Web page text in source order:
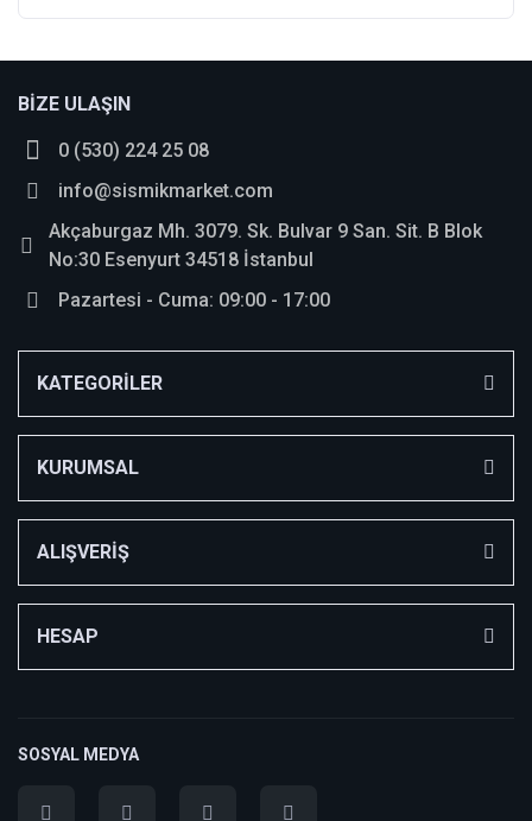
BİZE ULAŞIN
0 (530) 224 25 08
info@sismikmarket.com
Akçaburgaz Mh. 3079. Sk. Bulvar 9 San. Sit. B Blok
No:30 Esenyurt 34518 İstanbul
Pazartesi - Cuma: 09:00 - 17:00
KATEGORİLER
KURUMSAL
ALIŞVERİŞ
HESAP
SOSYAL MEDYA